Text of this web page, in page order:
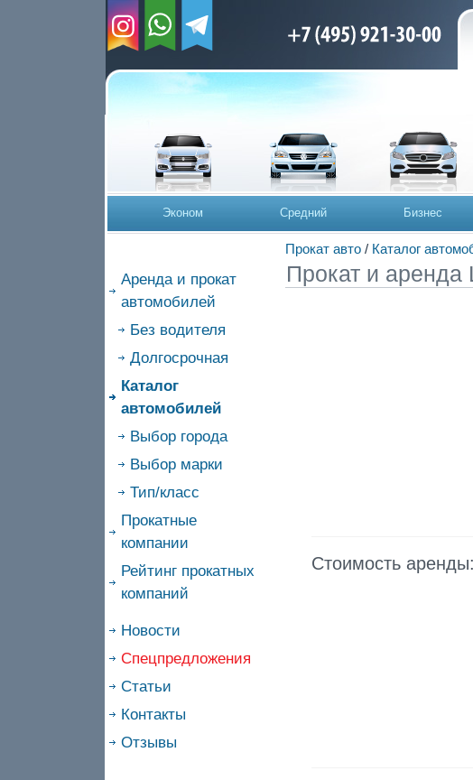
Эконом Средний Бизнес
Прокат авто/ Каталог
Аренда и прокат
автомобилей
Без водителя
Долгосрочная
Каталог
автомобилей
Выбор города
Выбор марки
Тип/класс
Прокатные
компании
Рейтинг прокатных
компаний
Новости
Спецпредложения
Статьи
Контакты
Отзывы
Прокат и аренда
Стоимость аренды: